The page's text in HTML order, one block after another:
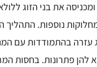
את בני הזוג
נוספות. התהליך
עזרה בהתמודדות עם
להן פתרונות. בחסות